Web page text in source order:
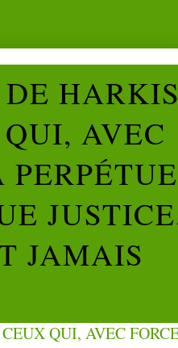
HARKIS
AVEC
JAMAIS